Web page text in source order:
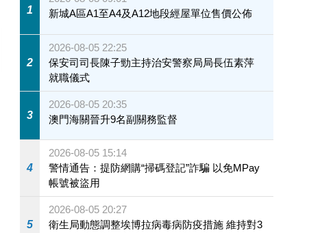
1
新城A區A1至A4及A12地段經屋單位售價公佈
2
2026-08-05 22:25
保安司司長陳子勁主持治安警察局局長伍素萍
就職儀式
3
2026-08-05 20:35
澳門海關晉升9名副關務監督
4
2026-08-05 15:14
警情通告：提防網購“掃碼登記”詐騙 以免MPay
帳號被盜用
5
2026-08-05 20:27
衛生局動態調整埃博拉病毒病防疫措施 維持對3